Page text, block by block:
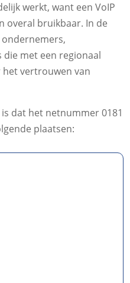
werkt, want een VoIP
overal bruikbaar. In de
ondernemers,
met een regionaal
vertrouwen van
dat het netnummer 0181
plaatsen: